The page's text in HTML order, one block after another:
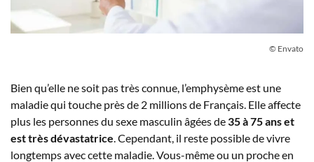
© Envato
Bien qu’elle ne soit pas très connue, l’emphysème est une
maladie qui touche près de 2 millions de Français. Elle affecte
plus les personnes du sexe masculin âgées de 35 à 75 ans et
est très dévastatrice . Cependant, il reste possible de vivre
longtemps avec cette maladie. Vous-même ou un proche en